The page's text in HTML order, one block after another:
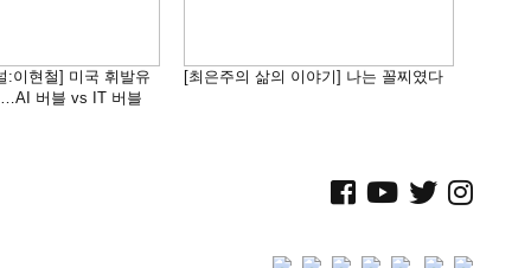
:이현철] 미국 휘발유
버블 vs IT 버블
[최은주의 삶의 이야기] 나는 꼴찌였다